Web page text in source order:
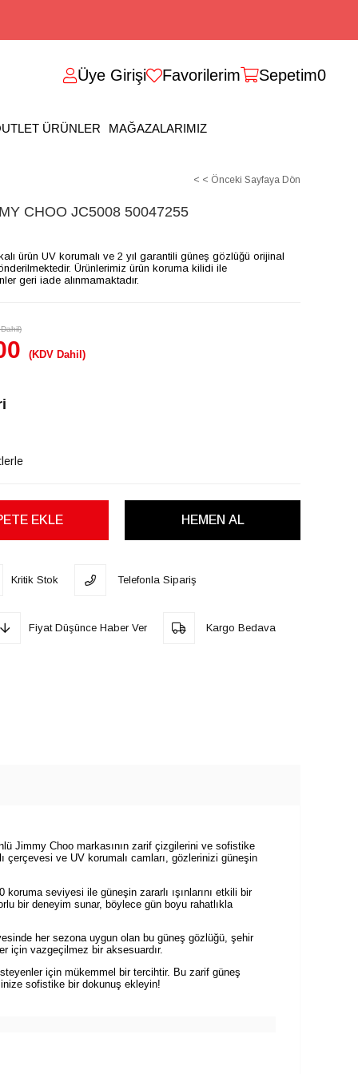
Üye Girişi Favorilerim Sepetim0
ÜRÜNLER MAĞAZALARIMIZ
< < Önceki Sayfaya Dön
CHOO JC5008 50047255
ürün UV korumalı ve 2 yıl garantili güneş gözlüğü orijinal
Ürünlerimiz ürün koruma kilidi ile
geri iade alınmamaktadır.
(KDV Dahil)
Kritik Stok Telefonla Sipariş
Fiyat Düşünce Haber Ver Kargo Bedava
Jimmy Choo markasının zarif çizgilerini ve sofistike
çerçevesi ve UV korumalı camları, gözlerinizi güneşin
seviyesi ile güneşin zararlı ışınlarını etkili bir
bir deneyim sunar, böylece gün boyu rahatlıkla
her sezona uygun olan bu güneş gözlüğü, şehir
için vazgeçilmez bir aksesuardır.
için mükemmel bir tercihtir. Bu zarif güneş
sofistike bir dokunuş ekleyin!